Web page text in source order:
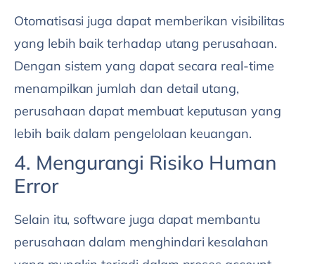
Otomatisasi juga dapat memberikan visibilitas
yang lebih baik terhadap utang perusahaan.
Dengan sistem yang dapat secara real-time
menampilkan jumlah dan detail utang,
perusahaan dapat membuat keputusan yang
lebih baik dalam pengelolaan keuangan.
4. Mengurangi Risiko Human
Error
Selain itu, software juga dapat membantu
perusahaan dalam menghindari kesalahan